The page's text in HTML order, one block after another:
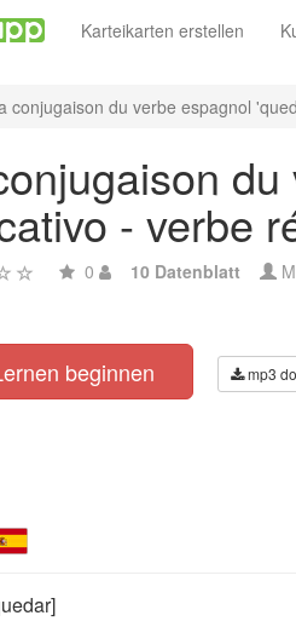
Karteikarten erstellen
conjugaison du verbe espagnol
- verbe
0 10 Datenblatt
beginnen mp3